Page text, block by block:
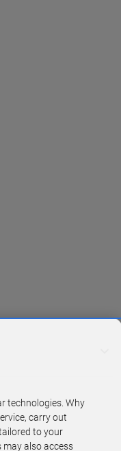
technologies. Why
carry out
to your
also access